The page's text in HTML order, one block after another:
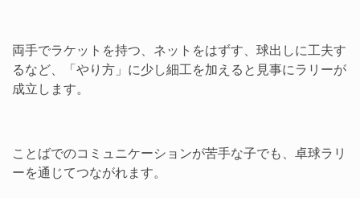
両手でラケットを持つ、ネットをはずす、球出しに工夫す
るなど、「やり方」に少し細工を加えると見事にラリーが
成立します。
ことばでのコミュニケーションが苦手な子でも、卓球ラリ
ーを通じてつながれます。